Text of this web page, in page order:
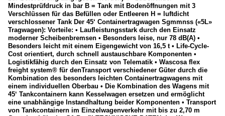
Mindestprüfdruck in bar B = Tank mit Bodenöffnungen mit 3
Verschlüssen für das Befüllen oder Entleeren H = luftdicht
verschlossener Tank Der 45‘ Containertragwagen Sgmmnss («5L»
Tragwagen): Vorteile: • Laufleistungsstark durch den Einsatz
moderner Scheibenbremsen • Besonders leise, nur 78 dB(A) •
Besonders leicht mit einem Eigengewicht von 16,5 t • Life-Cycle-
Cost orientiert, durch schnell austauschbare Komponenten •
Logistikfähig durch den Einsatz von Telematik • Wascosa flex
freight system® für denTransport verschiedener Güter durch die
Kombination des besonders leichten Containertragwagens mit
einem individuellen Oberbau • Die Kombination des Wagens mit
45‘ Tankcontainern kann Kesselwagen ersetzen und ermöglicht
eine unabhängige Instandhaltung beider Komponenten • Transport
von Tankcontainern im Einzelwagenverkehr mit bis zu 2,70 m